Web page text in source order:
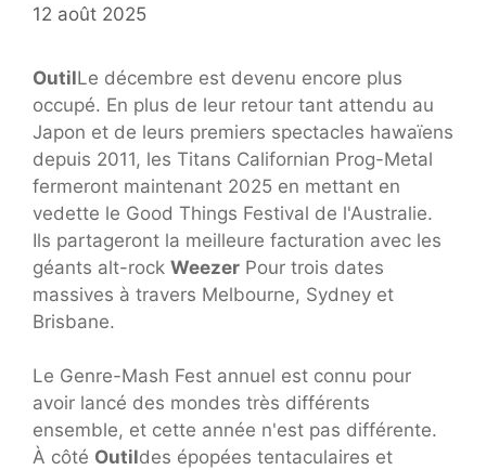
12 août 2025
OutilLe décembre est devenu encore plus
occupé. En plus de leur retour tant attendu au
Japon et de leurs premiers spectacles hawaïens
depuis 2011, les Titans Californian Prog-Metal
fermeront maintenant 2025 en mettant en
vedette le Good Things Festival de l'Australie.
Ils partageront la meilleure facturation avec les
géants alt-rock Weezer Pour trois dates
massives à travers Melbourne, Sydney et
Brisbane.
Le Genre-Mash Fest annuel est connu pour
avoir lancé des mondes très différents
ensemble, et cette année n'est pas différente.
À côté Outildes épopées tentaculaires et